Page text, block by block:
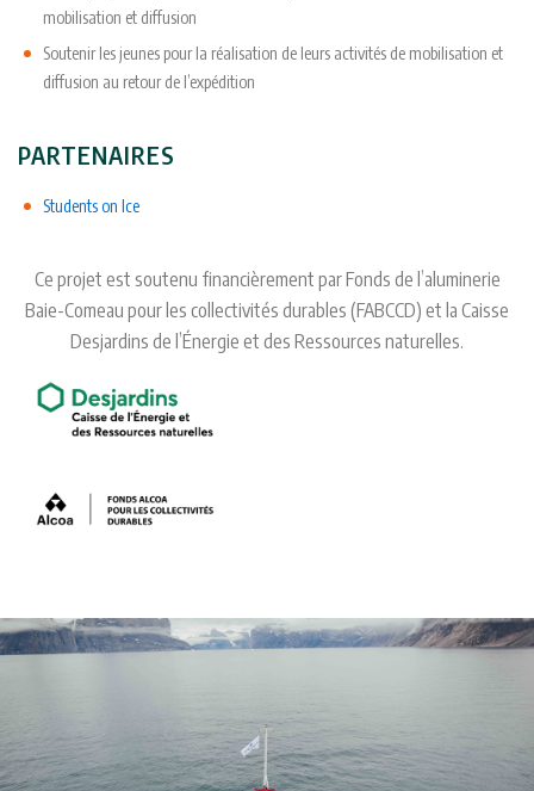
mobilisation et diffusion
Soutenir les jeunes pour la réalisation de leurs activités de mobilisation et
diffusion au retour de l’expédition
PARTENAIRES
Students on Ice
Ce projet est soutenu financièrement par Fonds de l’aluminerie
Baie-Comeau pour les collectivités durables (FABCCD) et la Caisse
Desjardins de l’Énergie et des Ressources naturelles.